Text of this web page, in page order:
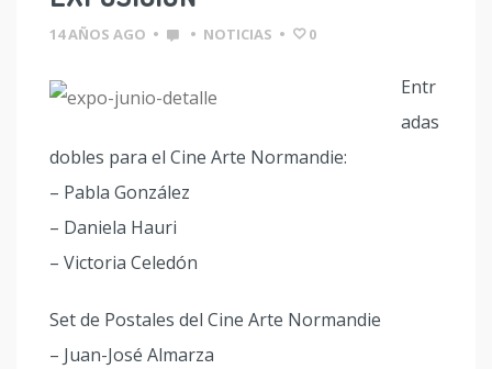
14 AÑOS AGO • • NOTICIAS • 0
Entr
adas
dobles para el Cine Arte Normandie:
– Pabla González
– Daniela Hauri
– Victoria Celedón
Set de Postales del Cine Arte Normandie
– Juan-José Almarza